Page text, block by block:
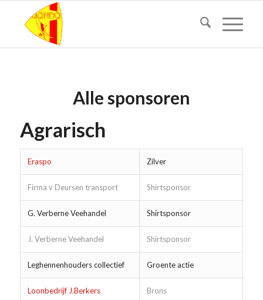
Alle sponsoren
Agrarisch
Eraspo Zilver
Firma v Deursen transport Shirtsponsor
G. Verberne Veehandel Shirtsponsor
J. Verberne Veehandel Shirtsponsor
Leghennenhouders collectief Groente actie
Loonbedrijf J.Berkers Brons